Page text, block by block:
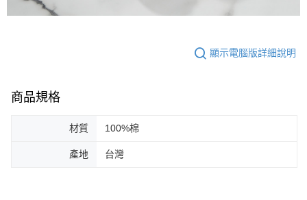
顯示電腦版詳細說明
商品規格
材質 100%棉
產地 台灣